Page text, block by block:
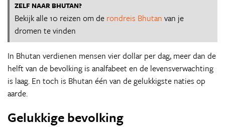
ZELF NAAR BHUTAN?
Bekijk alle 10 reizen om de rondreis Bhutan van je
dromen te vinden
In Bhutan verdienen mensen vier dollar per dag, meer dan de
helft van de bevolking is analfabeet en de levensverwachting
is laag. En toch is Bhutan één van de gelukkigste naties op
aarde.
Gelukkige bevolking